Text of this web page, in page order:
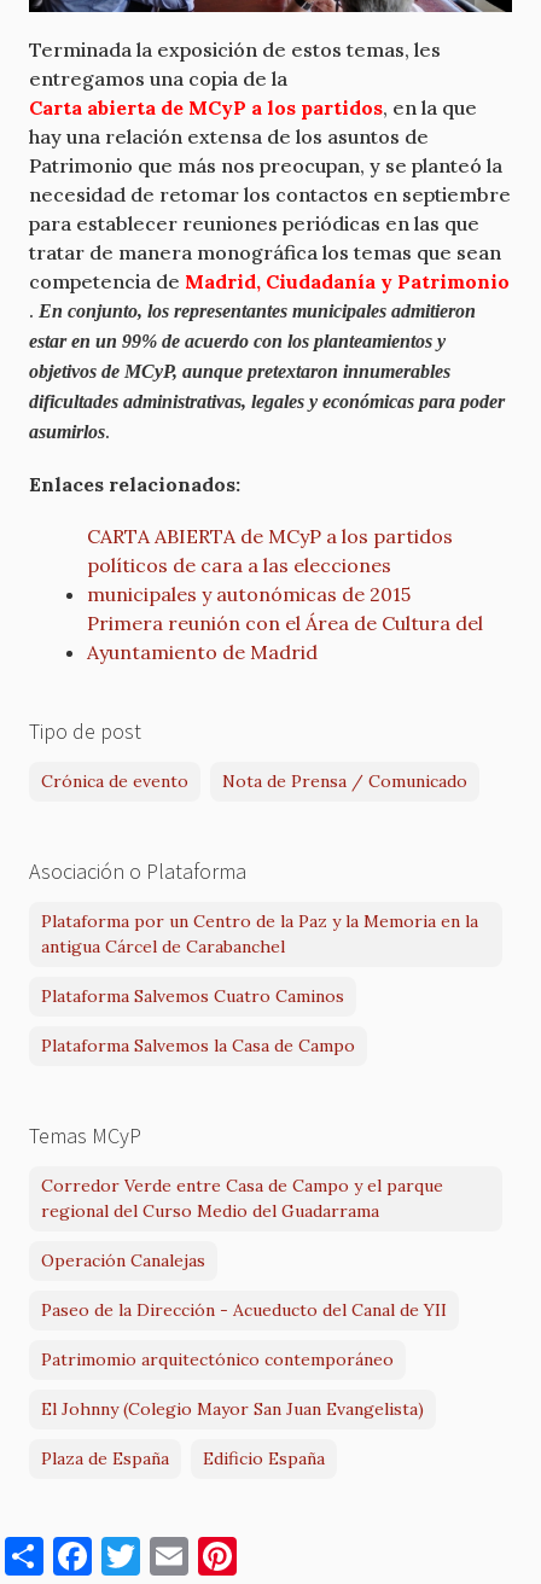
Terminada la exposición de estos temas, les
entregamos una copia de la
Carta abierta de MCyP a los partidos, en la que
hay una relación extensa de los asuntos de
Patrimonio que más nos preocupan, y se planteó la
necesidad de retomar los contactos en septiembre
para establecer reuniones periódicas en las que
tratar de manera monográfica los temas que sean
competencia de Madrid, Ciudadanía y Patrimonio
. En conjunto, los representantes municipales admitieron
estar en un 99% de acuerdo con los planteamientos y
objetivos de MCyP, aunque pretextaron innumerables
dificultades administrativas, legales y económicas para poder
asumirlos.
Enlaces relacionados:
CARTA ABIERTA de MCyP a los partidos
políticos de cara a las elecciones
municipales y autonómicas de 2015
Primera reunión con el Área de Cultura del
Ayuntamiento de Madrid
Tipo de post
Crónica de evento Nota de Prensa / Comunicado
Asociación o Plataforma
Plataforma por un Centro de la Paz y la Memoria en la
antigua Cárcel de Carabanchel
Plataforma Salvemos Cuatro Caminos
Plataforma Salvemos la Casa de Campo
Temas MCyP
Corredor Verde entre Casa de Campo y el parque
regional del Curso Medio del Guadarrama
Operación Canalejas
Paseo de la Dirección - Acueducto del Canal de YII
Patrimomio arquitectónico contemporáneo
El Johnny (Colegio Mayor San Juan Evangelista)
Plaza de España Edificio España
S F T E